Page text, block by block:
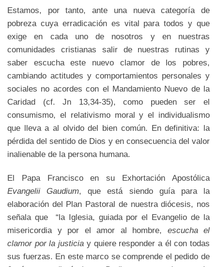
Estamos, por tanto, ante una nueva categoría de
pobreza cuya erradicación es vital para todos y que
exige en cada uno de nosotros y en nuestras
comunidades cristianas salir de nuestras rutinas y
saber escucha este nuevo clamor de los pobres,
cambiando actitudes y comportamientos personales y
sociales no acordes con el Mandamiento Nuevo de la
Caridad (cf. Jn 13,34-35), como pueden ser el
consumismo, el relativismo moral y el individualismo
que lleva a al olvido del bien común. En definitiva: la
pérdida del sentido de Dios y en consecuencia del valor
inalienable de la persona humana.
El Papa Francisco en su Exhortación Apostólica
Evangelii Gaudium, que está siendo guía para la
elaboración del Plan Pastoral de nuestra diócesis, nos
señala que “la Iglesia, guiada por el Evangelio de la
misericordia y por el amor al hombre, escucha el
clamor por la justicia y quiere responder a él con todas
sus fuerzas. En este marco se comprende el pedido de